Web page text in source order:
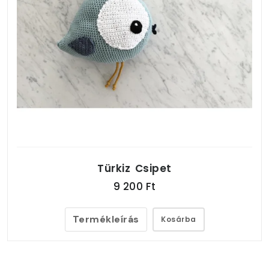
Türkiz Csipet
9 200 Ft
Termékleírás Kosárba